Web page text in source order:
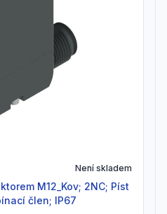
Není skladem
člen; IP67